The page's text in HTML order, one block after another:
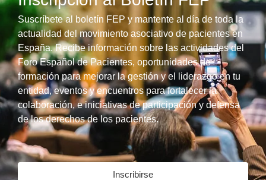
Suscríbete al boletín FEP y mantente al día de toda la
actualidad del movimiento asociativo de pacientes en
España. Recibe información sobre las actividades del
Foro Español de Pacientes, oportunidades de
formación para mejorar la gestión y el liderazgo en tu
entidad, eventos y encuentros para fortalecer la
colaboración, e iniciativas de participación y defensa
de los derechos de los pacientes.
Inscribirse